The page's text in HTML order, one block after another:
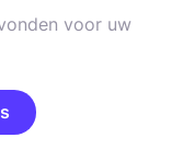
voor uw